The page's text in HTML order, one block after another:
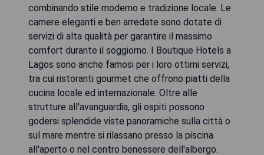
combinando stile moderno e tradizione locale. Le
camere eleganti e ben arredate sono dotate di
servizi di alta qualità per garantire il massimo
comfort durante il soggiorno. I Boutique Hotels a
Lagos sono anche famosi per i loro ottimi servizi,
tra cui ristoranti gourmet che offrono piatti della
cucina locale ed internazionale. Oltre alle
strutture all'avanguardia, gli ospiti possono
godersi splendide viste panoramiche sulla città o
sul mare mentre si rilassano presso la piscina
all'aperto o nel centro benessere dell'albergo.